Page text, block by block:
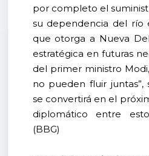
por completo el
su dependencia del río
que otorga a Nueva
estratégica en futuras
del primer ministro
no pueden fluir
se convertirá en el
diplomático entre
(BBG)